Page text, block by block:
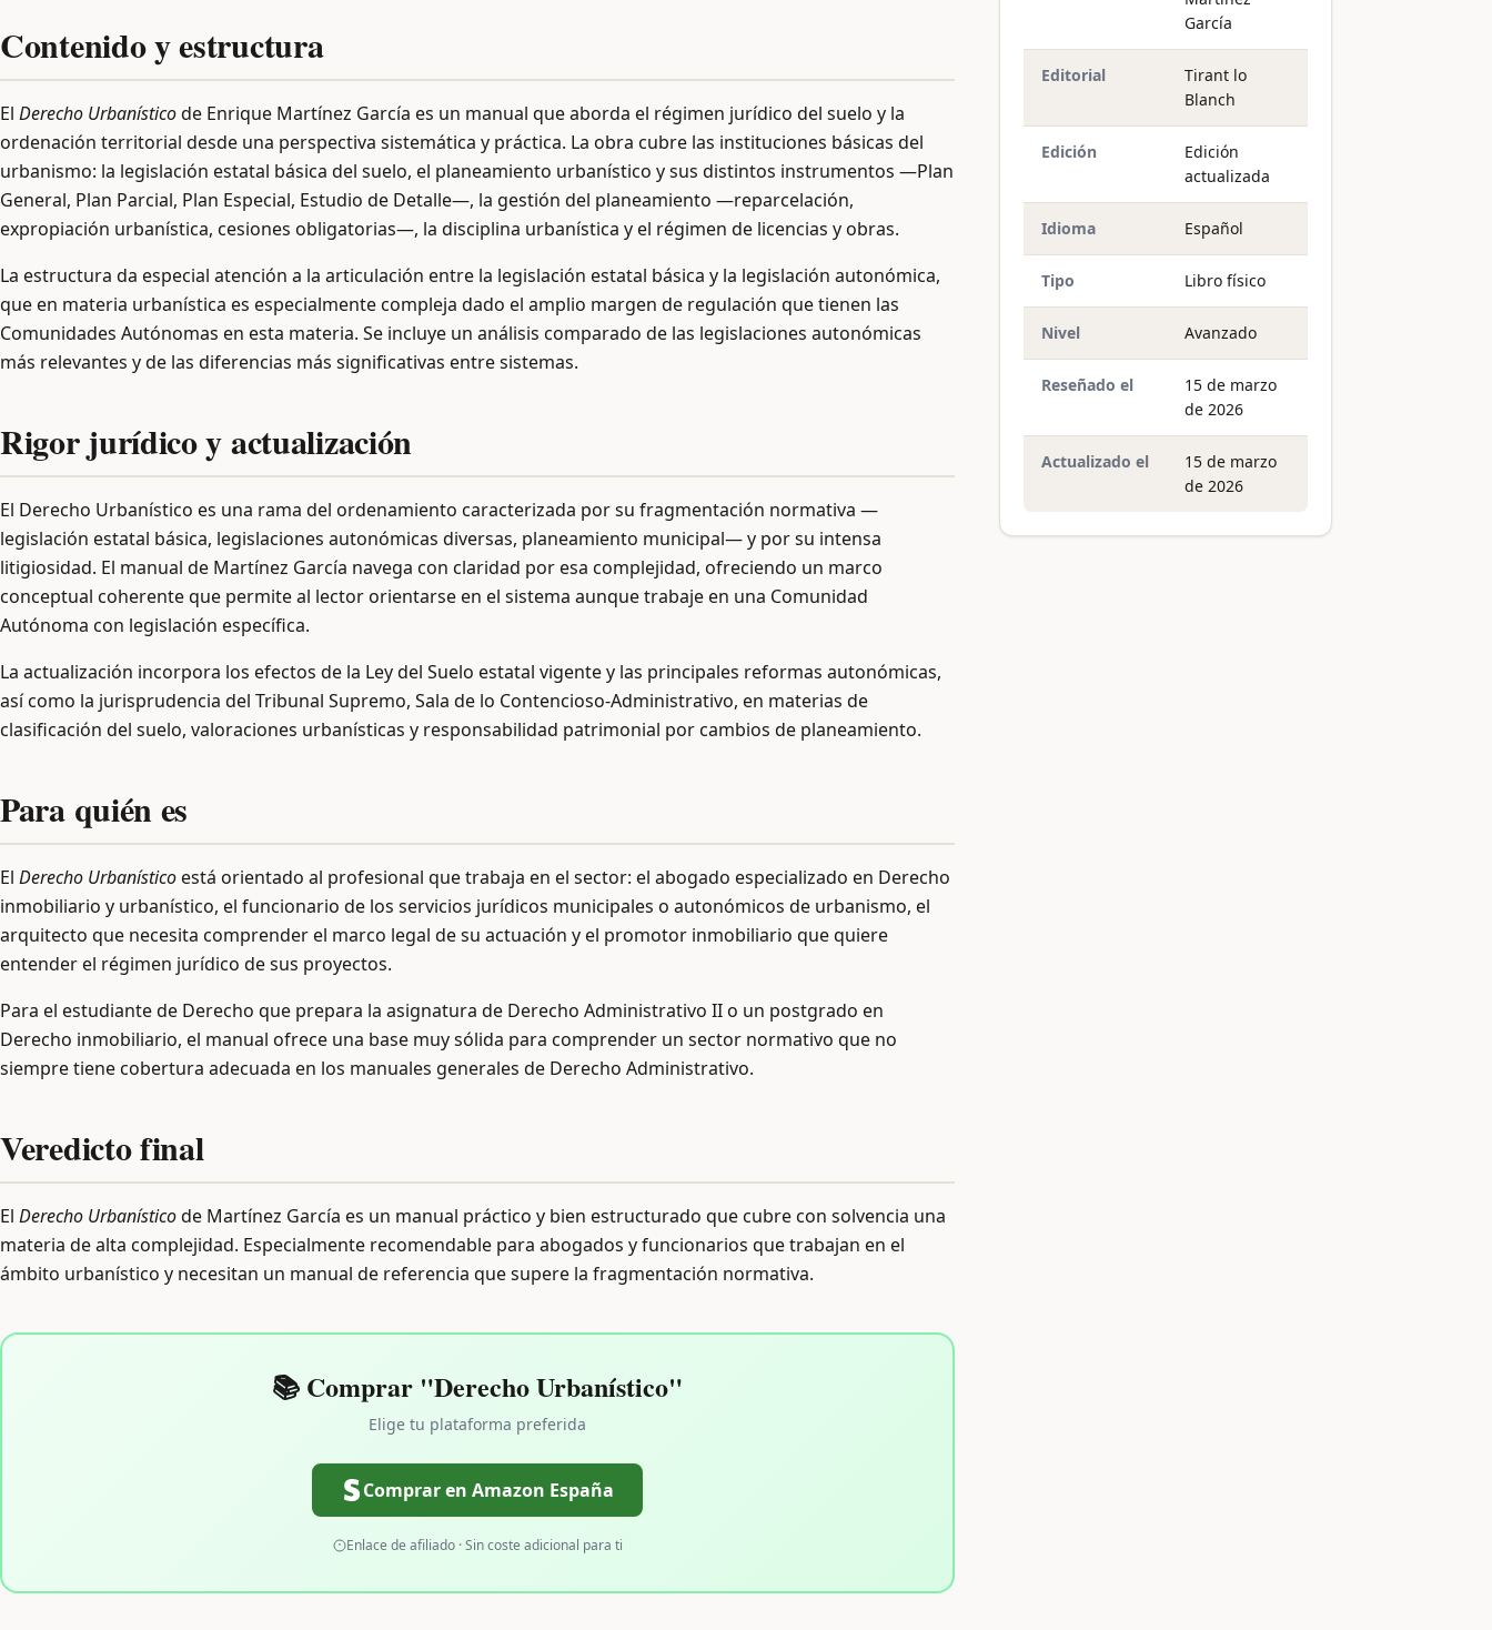
Contenido y estructura
El Derecho Urbanísticode Enrique Martínez García es un manual que aborda el régimen jurídico del suelo y la
ordenación territorial desde una perspectiva sistemática y práctica. La obra cubre las instituciones básicas del
urbanismo: la legislación estatal básica del suelo, el planeamiento urbanístico y sus distintos instrumentos —Plan
General, Plan Parcial, Plan Especial, Estudio de Detalle—, la gestión del planeamiento —reparcelación,
expropiación urbanística, cesiones obligatorias—, la disciplina urbanística y el régimen de licencias y obras.
La estructura da especial atención a la articulación entre la legislación estatal básica y la legislación autonómica,
que en materia urbanística es especialmente compleja dado el amplio margen de regulación que tienen las
Comunidades Autónomas en esta materia. Se incluye un análisis comparado de las legislaciones autonómicas
más relevantes y de las diferencias más significativas entre sistemas.
Rigor jurídico y actualización
El Derecho Urbanístico es una rama del ordenamiento caracterizada por su fragmentación normativa —
legislación estatal básica, legislaciones autonómicas diversas, planeamiento municipal— y por su intensa
litigiosidad. El manual de Martínez García navega con claridad por esa complejidad, ofreciendo un marco
conceptual coherente que permite al lector orientarse en el sistema aunque trabaje en una Comunidad
Autónoma con legislación específica.
La actualización incorpora los efectos de la Ley del Suelo estatal vigente y las principales reformas autonómicas,
así como la jurisprudencia del Tribunal Supremo, Sala de lo Contencioso-Administrativo, en materias de
clasificación del suelo, valoraciones urbanísticas y responsabilidad patrimonial por cambios de planeamiento.
Para quién es
El Derecho Urbanísticoestá orientado al profesional que trabaja en el sector: el abogado especializado en Derecho
inmobiliario y urbanístico, el funcionario de los servicios jurídicos municipales o autonómicos de urbanismo, el
arquitecto que necesita comprender el marco legal de su actuación y el promotor inmobiliario que quiere
entender el régimen jurídico de sus proyectos.
Para el estudiante de Derecho que prepara la asignatura de Derecho Administrativo II o un postgrado en
Derecho inmobiliario, el manual ofrece una base muy sólida para comprender un sector normativo que no
siempre tiene cobertura adecuada en los manuales generales de Derecho Administrativo.
Veredicto final
El Derecho Urbanísticode Martínez García es un manual práctico y bien estructurado que cubre con solvencia una
materia de alta complejidad. Especialmente recomendable para abogados y funcionarios que trabajan en el
ámbito urbanístico y necesitan un manual de referencia que supere la fragmentación normativa.
📚 Comprar "Derecho Urbanístico"
Elige tu plataforma preferida
Comprar en Amazon España
Enlace de afiliado · Sin coste adicional para ti
García
Editorial
Tirant lo
Blanch
Edición
Edición
actualizada
Idioma Español
Tipo Libro físico
Nivel Avanzado
Reseñado el
15 de marzo
de 2026
Actualizado el
15 de marzo
de 2026